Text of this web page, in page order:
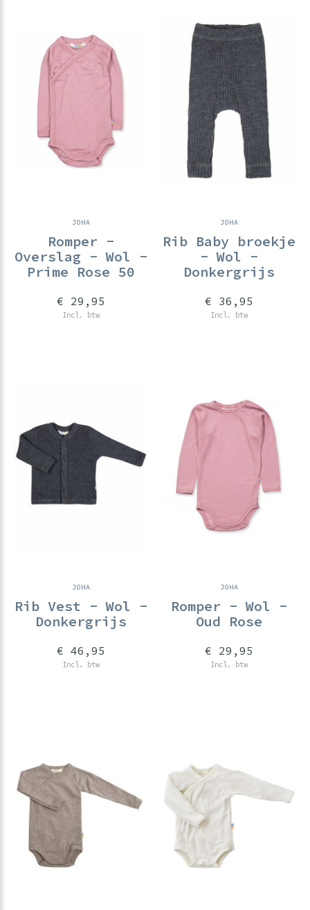
JOHA
Romper -
Overslag - Wol -
Prime Rose 50
€ 29,95
Incl. btw
JOHA
Rib Baby broekje
- Wol -
Donkergrijs
€ 36,95
Incl. btw
JOHA
Rib Vest - Wol -
Donkergrijs
€ 46,95
Incl. btw
JOHA
Romper - Wol -
Oud Rose
€ 29,95
Incl. btw